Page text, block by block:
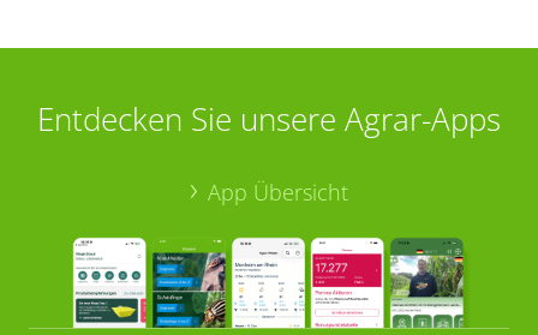
Entdecken Sie unsere Agrar-Apps
App Übersicht